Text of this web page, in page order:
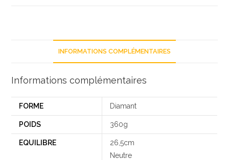
INFORMATIONS COMPLÉMENTAIRES
Informations complémentaires
FORME Diamant
POIDS 360g
EQUILIBRE
26,5cm
Neutre